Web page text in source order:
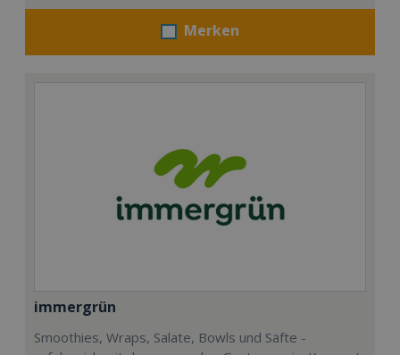
Merken
immergrün
Smoothies, Wraps, Salate, Bowls und Säfte -